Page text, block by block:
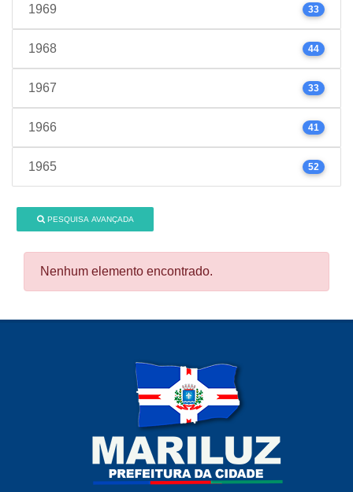
1969 33
1968 44
1967 33
1966 41
1965 52
PESQUISA AVANÇADA
Nenhum elemento encontrado.